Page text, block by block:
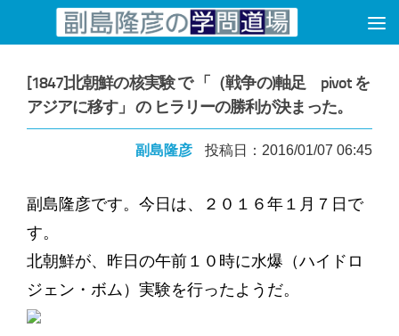
コンテンツへスキップ
[1847]北朝鮮の核実験 で 「（戦争の)軸足 pivot を
アジアに移す」 の ヒラリーの勝利が決まった。
副島隆彦 投稿日：2016/01/07 06:45
副島隆彦です。今日は、２０１６年１月７日で
す。
北朝鮮が、昨日の午前１０時に水爆（ハイドロ
ジェン・ボム）実験を行ったようだ。